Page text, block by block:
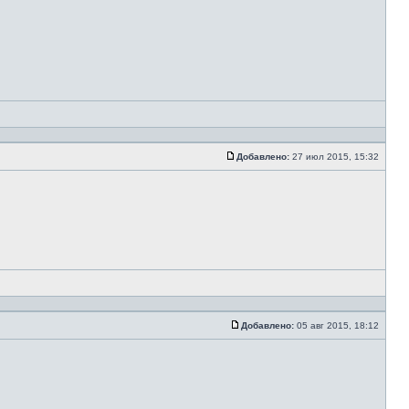
Добавлено: 27 июл 2015, 15:32
Добавлено: 05 авг 2015, 18:12